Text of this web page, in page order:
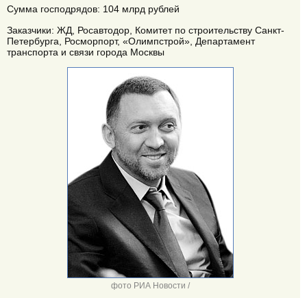
Сумма господрядов: 104 млрд рублей
Заказчики: ЖД, Росавтодор, Комитет по строительству Санкт-
Петербурга, Росморпорт, «Олимпстрой», Департамент
транспорта и связи города Москвы
фото РИА Новости /